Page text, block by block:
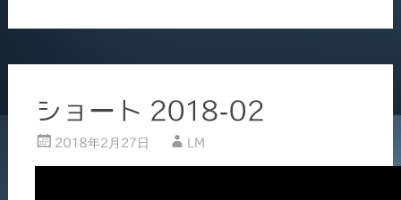
o
o
ショート 2018-02
2018年2月27日 LM